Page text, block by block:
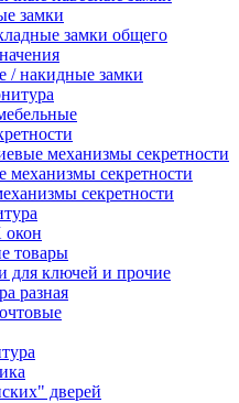
замки
замки общего
/ накидные замки
механизмы секретности
механизмы секретности
секретности
товары
для ключей и прочие
разная
дверей